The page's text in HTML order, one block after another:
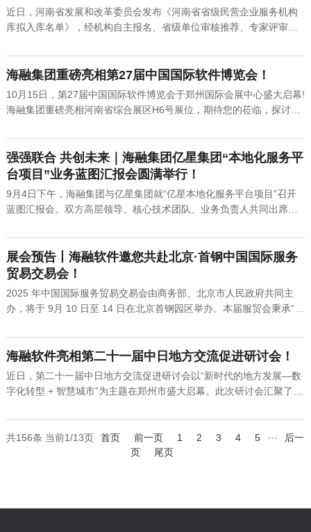
近日，河南省发展和改革委员会发布《河南省省级民营企业服务机构
库拟入库名单》，经机构自主报名、省级单位审核推荐、专家评审等
与质量服务、数字化等服务。河南省省级民营企业服务机构库的建
立，旨在充分发挥社会力量作用，构建民营企业公共服务体系，帮助
民...
海融集团重磅亮相第27届中国国际软件博览会！
10月15日，第27届中国国际软件博览会于郑州国际会展中心盛大启幕!
海融集团重磅亮相河南省综合展区H6号展位，期待您的莅临，探讨发
务本届软博会以“开源构筑新生态、软件智造新未来”为主题，汇聚国内
外众多软件与信息技术服务行业知名企业参与，充分展示基础软...
强强联合 共创未来｜海融集团亿星集团“本地化服务平
台项目”业务蓝图汇报会圆满举行！
9月4日下午，海融集团与亿星集团就“亿星本地化服务平台项目”召开
蓝图汇报会。双方高层领导、核心技术团队、业务负责人共同出席，
汇报会议，成功对下阶段的推进工作达成战略共识，为项目的成功建
设奠定了重要基石。会议伊始，海融集团项目经理柳亚楠根据业务...
展会预告丨海融软件邀您共赴北京·首钢中国国际服务
贸易交易会！
2025 年中国国际服务贸易交易会由商务部、北京市人民政府共同主
办，将于 9月 10 日至 14 日在北京首钢园区举办。本届服贸会秉承“全
服务贸易峰会、展览展示、论坛会议、洽谈推介、成果发布、配套活
动等。各参展商聚焦主题，重点展示新技术应用场景、解决方...
海融软件亮相第二十一届中日地方交流促进研讨会！
近日，第二十一届中日地方交流促进研讨会以“新时代的地方发展—数
字化转型 + 智慧城市”为主题在郑州市盛大启幕。此次研讨会汇聚了中
开深入交流与合作，为两国地方交流注入新动能。本次中日交流研讨
会吸引了外交部以及近三十个省市的110余名中方嘉宾齐聚郑州...
共156条 当前1/13页 首页 前一页 1 2 3 4 5 ···
后一
页
尾页